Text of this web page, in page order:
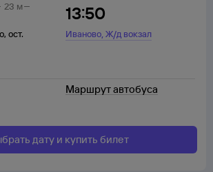
, ост.
13:50
Иваново,Ж/д вокзал
23 м
Маршрут автобуса
дату и купить билет